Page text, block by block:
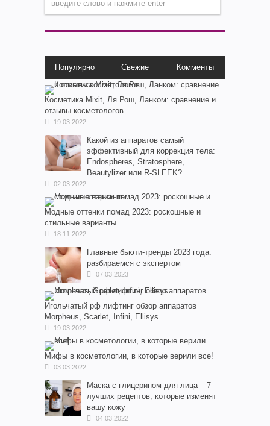
Популярно Свежие Комменты
Косметика Мixit, Ля Рош, Ланком: сравнение и
отзывы косметологов
19.03.2022
Какой из аппаратов самый
эффективный для коррекция тела:
Endospheres, Stratosphere,
Beautylizer или R-SLEEK?
02.03.2022
Модные оттенки помад 2023: роскошные и
стильные варианты
18.11.2022
Главные бьюти-тренды 2023 года:
разбираемся с экспертом
07.03.2023
Игольчатый рф лифтинг обзор аппаратов
Morpheus, Scarlet, Infini, Ellisys
19.03.2022
Мифы в косметологии, в которые верили все!
03.03.2022
Маска с глицерином для лица – 7
лучших рецептов, которые изменят
вашу кожу
04.03.2022